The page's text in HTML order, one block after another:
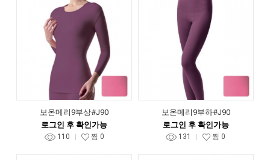
보온메리9부상#J90
로그인 후 확인가능
110 찜 0
보온메리9부하#J90
로그인 후 확인가능
131 찜 0